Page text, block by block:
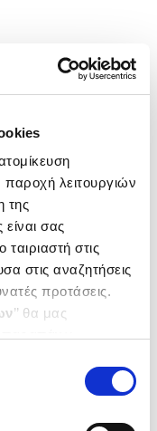
παροχή λειτουργιών
της
σας
στις
στις αναζητήσεις
προτάσεις.
’’ θα μας
παρακάτω με την
σχετικά με